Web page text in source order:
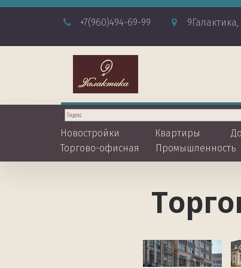
+7(960)494-69-99 9Галактика,
Новостройки Квартиры
Торгово-офисная
Промышленность